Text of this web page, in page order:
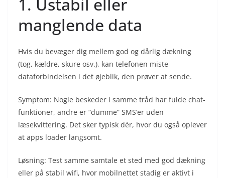
manglende data
Hvis du bevæger dig mellem god og dårlig dækning
(tog, kældre, skure osv.), kan telefonen miste
dataforbindelsen i det øjeblik, den prøver at sende.
Symptom: Nogle beskeder i samme tråd har fulde chat-
funktioner, andre er “dumme” SMS’er uden
læsekvittering. Det sker typisk dér, hvor du også oplever
at apps loader langsomt.
Løsning: Test samme samtale et sted med god dækning
eller på stabil wifi, hvor mobilnettet stadig er aktivt i